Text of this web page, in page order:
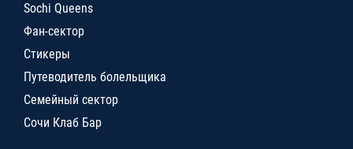
Sochi Queens
Фан-сектор
Стикеры
Путеводитель болельщика
Семейный сектор
Сочи Клаб Бар